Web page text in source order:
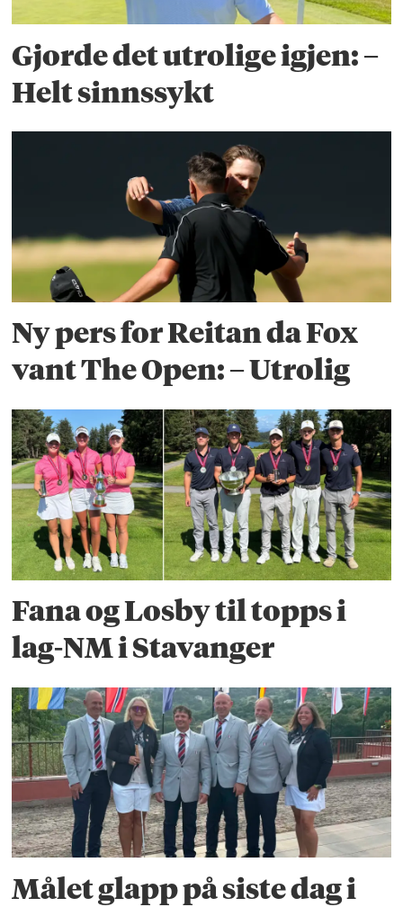
Gjorde det utrolige igjen: –
Helt sinnssykt
Ny pers for Reitan da Fox
vant The Open: – Utrolig
Fana og Losby til topps i
lag-NM i Stavanger
Målet glapp på siste dag i